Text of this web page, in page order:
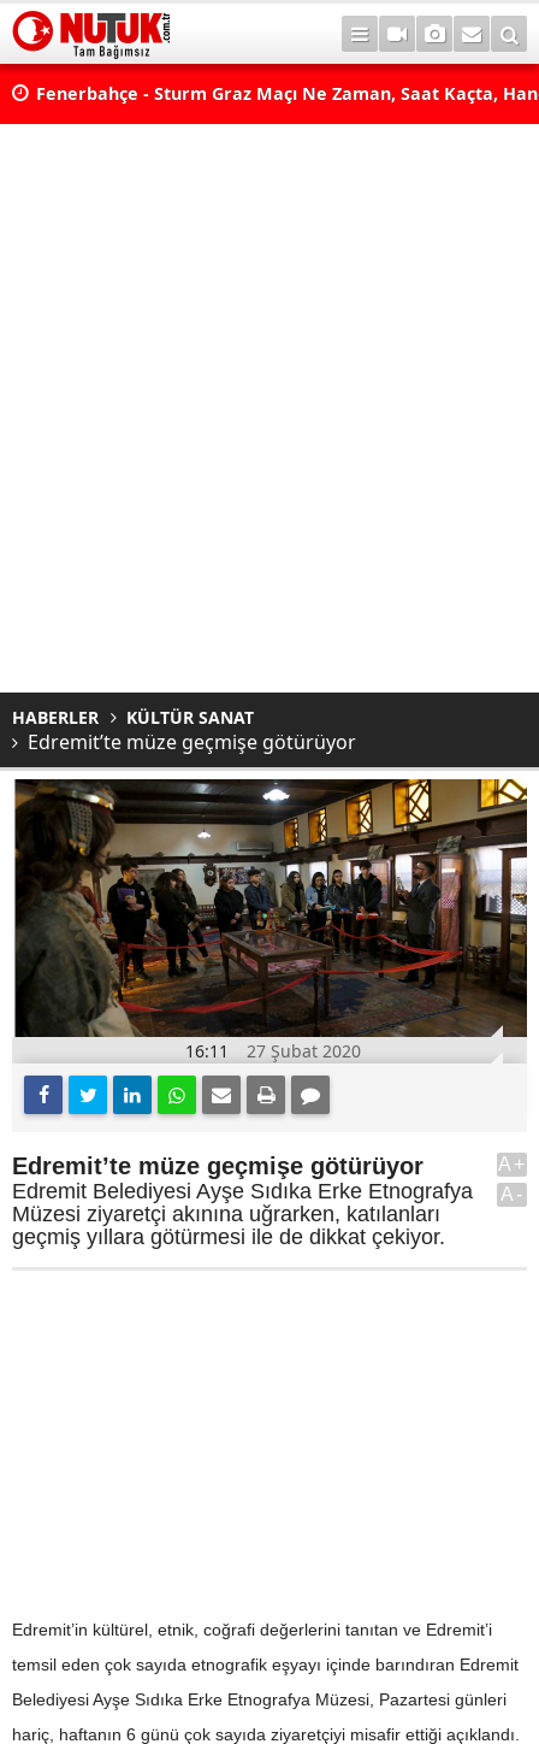
Fenerbahçe - Sturm Graz Maçı Ne Zaman, Saat Kaçta,
HABERLER KÜLTÜR SANAT
Edremit’te müze geçmişe götürüyor
16:11 27 Şubat 2020
Edremit’te müze geçmişe götürüyor
Edremit Belediyesi Ayşe Sıdıka Erke Etnografya
Müzesi ziyaretçi akınına uğrarken, katılanları
geçmiş yıllara götürmesi ile de dikkat çekiyor.
A+
A-
Edremit’in kültürel, etnik, coğrafi değerlerini tanıtan ve Edremit’i
temsil eden çok sayıda etnografik eşyayı içinde barındıran Edremit
Belediyesi Ayşe Sıdıka Erke Etnografya Müzesi, Pazartesi günleri
hariç, haftanın 6 günü çok sayıda ziyaretçiyi misafir ettiği açıklandı.